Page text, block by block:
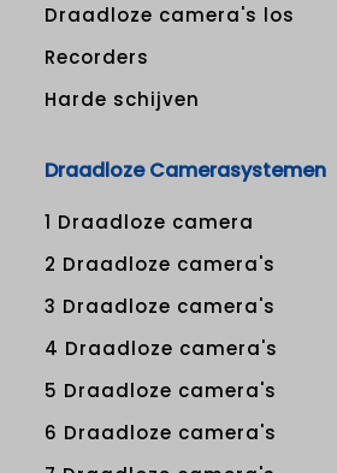
Draadloze camera's los
Recorders
Harde schijven
Draadloze Camerasystemen
1 Draadloze camera
2 Draadloze camera's
3 Draadloze camera's
4 Draadloze camera's
5 Draadloze camera's
6 Draadloze camera's